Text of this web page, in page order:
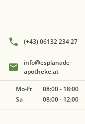
(+43) 06132 234 27
info@esplanade-
apotheke.at
Mo-Fr 08:00- 18:00
Sa
08:00- 12:00